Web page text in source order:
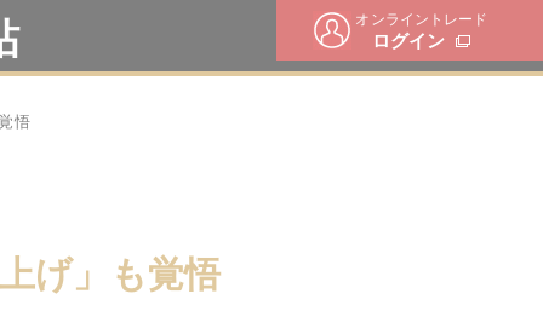
オンライントレード
ログイン
悟
げ」も覚悟